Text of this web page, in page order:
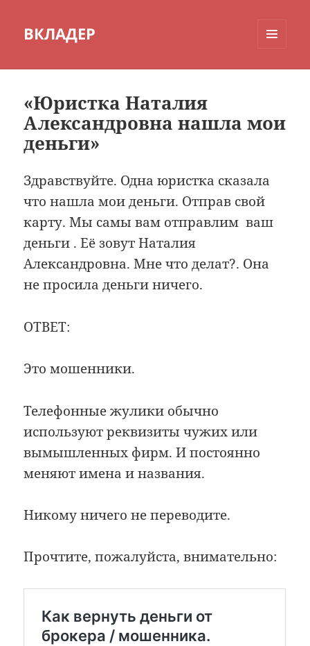
ВКЛАДЕР
«Юристка Наталия
Александровна нашла мои
деньги»
Здравствуйте. Одна юристка сказала
что нашла мои деньги. Отправ свой
карту. Мы самы вам отправлим ваш
деньги . Её зовут Наталия
Александровна. Мне что делат?. Она
не просила деньги ничего.
ОТВЕТ:
Это мошенники.
Телефонные жулики обычно
используют реквизиты чужих или
вымышленных фирм. И постоянно
меняют имена и названия.
Никому ничего не переводите.
Прочтите, пожалуйста, внимательно: